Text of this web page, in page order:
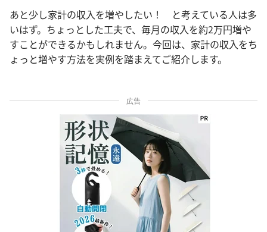
あと少し家計の収入を増やしたい！ と考えている人は多
いはず。ちょっとした工夫で、毎月の収入を約2万円増や
すことができるかもしれません。今回は、家計の収入をち
ょっと増やす方法を実例を踏まえてご紹介します。
広告